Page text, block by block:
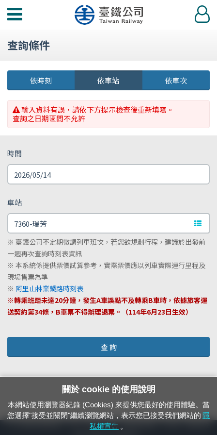
功
選
登
入
查詢條件
依時刻 依車站 依車次
輸入資料有誤，請依下方提示檢查後重新填寫。
查詢之日期區間不允許
時間
車站
文字
※ 臺鐵公司不定期微調列車班次，若您欲規劃行程，建議於出發前
一週再次查詢時刻表資訊
※ 本系統係提供票價試算參考，實際票價應以列車實際運行里程及
現場售票為準
※ 阿里山林業鐵路時刻表
※轉乘班距未達20分鐘，發生A車誤點不及轉乘B車時，依據旅客運
送契約第34條，B車票不得辦理退票。（114年6月23日生效）
查 詢
24小時緊急通報電話：1933（市話、手機，僅限發現軌道、平交道、橋樑及隧
關於 cookie 的使用說明
本網站使用瀏覽器紀錄 (Cookies) 來提供您最好的使用體驗。當
您選擇"接受並關閉"繼續瀏覽網站，表示您已接受我們網站的 隱
私權宣告 。